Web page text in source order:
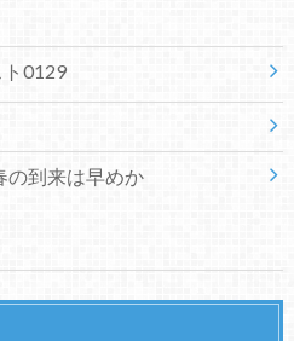
0129
の到来は早めか